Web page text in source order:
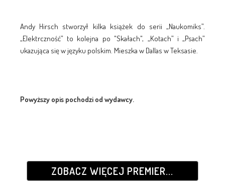
Andy Hirsch stworzył kilka książek do serii „Naukomiks”.
„Elektrczność” to kolejna po "Skałach", „Kotach” i „Psach”
ukazująca się w języku polskim. Mieszka w Dallas w Teksasie.
Powyższy opis pochodzi od wydawcy.
ZOBACZ WIĘCEJ PREMIER...